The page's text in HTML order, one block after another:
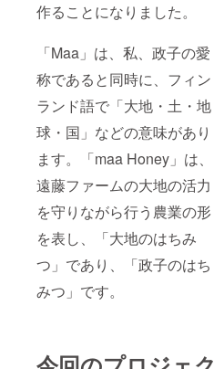
作ることになりました。
「Maa」は、私、政子の愛
称であると同時に、フィン
ランド語で「大地・土・地
球・国」などの意味があり
ます。「maa Honey」は、
遠藤ファームの大地の活力
を守りながら行う農業の形
を表し、「大地のはちみ
つ」であり、「政子のはち
みつ」です。